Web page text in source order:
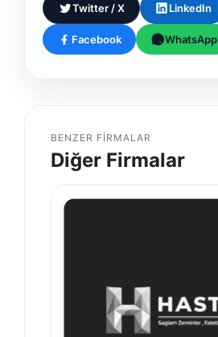
Twitter / X LinkedIn
Facebook WhatsApp
BENZER FIRMALAR
Diğer Firmalar